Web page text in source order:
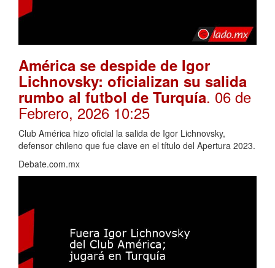
América se despide de Igor
Lichnovsky: oficializan su salida
rumbo al futbol de Turquía. 06 de
Febrero, 2026 10:25
Club América hizo oficial la salida de Igor Lichnovsky,
defensor chileno que fue clave en el título del Apertura 2023.
Debate.com.mx